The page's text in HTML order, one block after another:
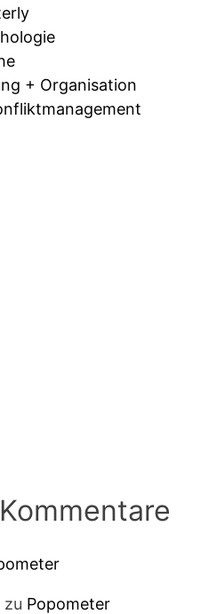
+ Organisation
zu Popometer